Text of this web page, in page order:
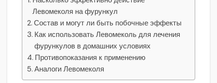
Левомеколя на фурункул
Состав и могут ли быть побочные эффекты
Как использовать Левомеколь для лечения
фурункулов в домашних условиях
Противопоказания к применению
Аналоги Левомеколя